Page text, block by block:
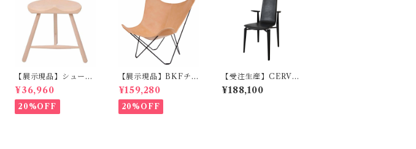
【展示現品】シューメ
ーカーチェア NO.42
WERNER
¥36,960
20%OFF
【展示現品】BKFチェ
ア CUERO
¥159,280
20%OFF
【受注生産】CERVO
Ⅲ アームチェア AD-
041A AD CORE
¥188,100